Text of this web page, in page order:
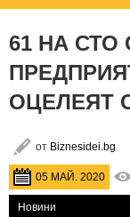
61 НА СТО
ОЦЕЛЕЯТ
от Biznesidei.bg
05 МАЙ. 2020
Новини